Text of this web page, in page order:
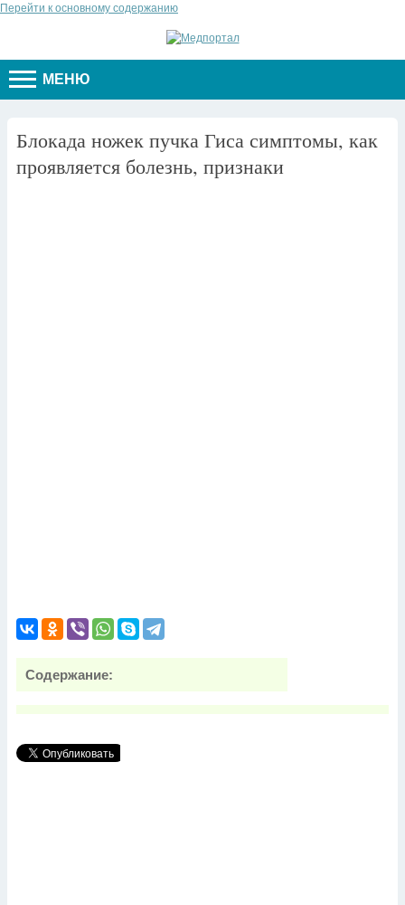
Перейти к основному содержанию
МЕНЮ
Блокада ножек пучка Гиса симптомы, как
проявляется болезнь, признаки
Содержание: